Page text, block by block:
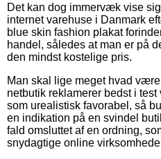
Det kan dog immervæk vise
internet varehuse i Danmark
blue skin fashion plakat
handel, således at man er på
den mindst kostelige pris.
Man skal lige meget hvad
netbutik reklamerer bedst i
som urealistisk favorabel, så
en indikation på en svindel
fald omsluttet af en ordning,
snydagtige online